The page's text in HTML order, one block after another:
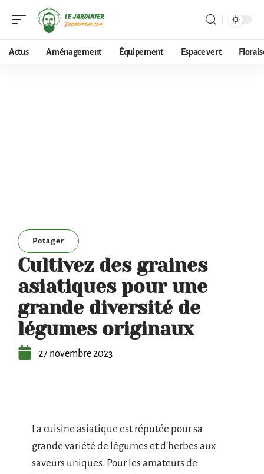
Actus Aménagement Équipement Espace vert
Potager
Cultivez des graines
asiatiques pour une
grande diversité de
légumes originaux
27 novembre 2023
La cuisine asiatique est réputée pour sa
grande variété de légumes et d’herbes aux
saveurs uniques. Pour les amateurs de